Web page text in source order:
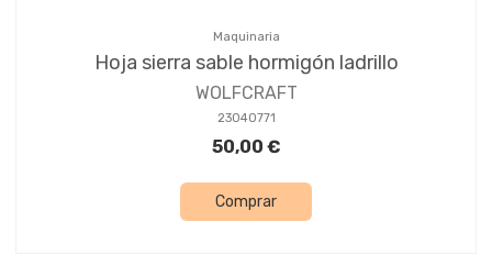
Maquinaria
Hoja sierra sable hormigón ladrillo
WOLFCRAFT
23040771
50,00 €
Comprar